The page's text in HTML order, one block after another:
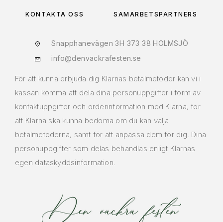
KONTAKTA OSS SAMARBETSPARTNERS
Snapphanevägen 3H 373 38 HOLMSJÖ
info@denvackrafesten.se
För att kunna erbjuda dig Klarnas betalmetoder kan vi i
kassan komma att dela dina personuppgifter i form av
kontaktuppgifter och orderinformation med Klarna, för
att Klarna ska kunna bedöma om du kan välja
betalmetoderna, samt för att anpassa dem för dig. Dina
personuppgifter som delas behandlas enligt Klarnas
egen dataskyddsinformation.